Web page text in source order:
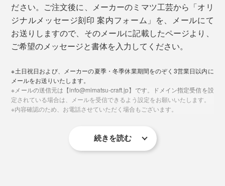
贈る相手を想って、模様にこめられた願いから選べま
す。
「家具のパーツは売れていたけれど、私たちは、タンス
やテーブルを買ったお客さんの顔を知りません。
をつくっているかを知りません。それがずっと普通でし
た。
でも、やっぱり、自分たちの仕事を、まわりに知っても
らいたいし、買ってくれた人の顔や声を知りたい」
その思いから、自社でのものづくりをスタート。1998
ださい。ご注文後に、メーカーのミマツ工芸から「オリ
ジナルメッセージ刻印 案内フォーム」を、メールにて
お送りしますので、そのメールに記載したページより、
ご希望のメッセージと書体を入力してください。
※土日祝日および、メーカーの夏季・冬季休業期間をのぞく3営業日以内に
メールをお送りいたします。
※メールの送信元は【info@mimatsu-craft.jp】です。ドメイン指定受信を設
定されている場合は、メールを受信できるよう設定をお願いいたします。
※内容確認のため、お電話させていただく場合もございます。
続きを読む